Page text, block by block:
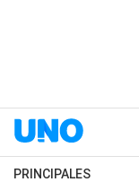
PRINCIPALES